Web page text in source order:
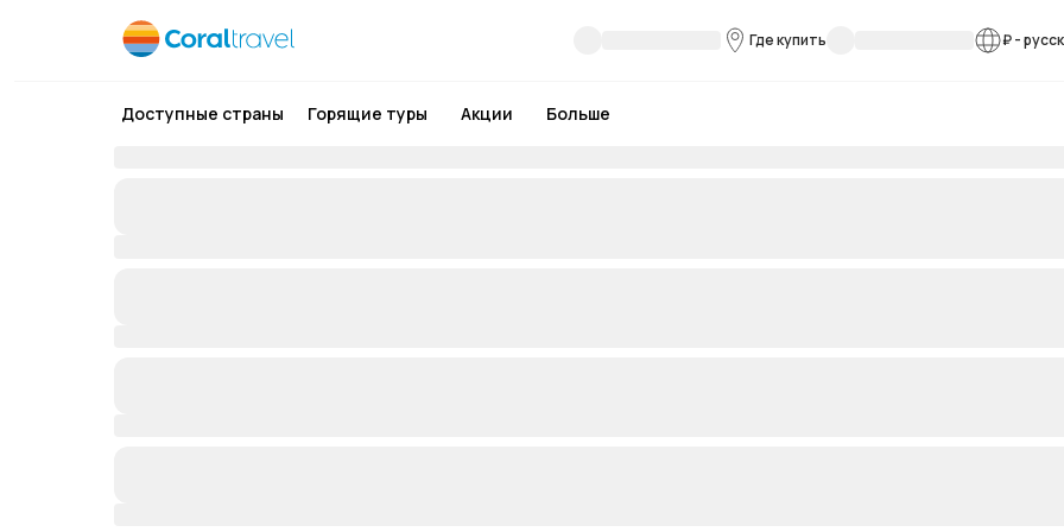
Где купить ₽-
Доступные страны Горящие туры Акции Больше